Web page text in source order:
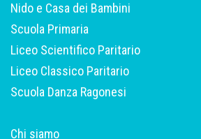
Nido e Casa dei Bambini
Scuola Primaria
Liceo Scientifico Paritario
Liceo Classico Paritario
Scuola Danza Ragonesi
Chi siamo